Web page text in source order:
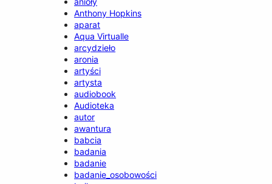
Anthony Hopkins
aparat
Aqua Virtualle
arcydzieło
aronia
artyści
artysta
audiobook
Audioteka
autor
awantura
babcia
badania
badanie
badanie_osobowości